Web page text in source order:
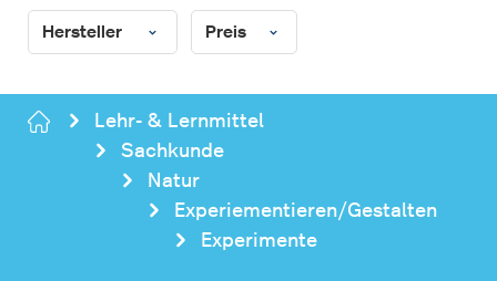
Hersteller Preis
Lehr- & Lernmittel
Sachkunde
Natur
Experiementieren/Gestalten
Experimente